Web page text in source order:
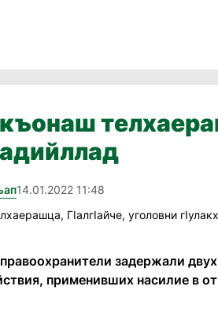
14.01.2022 11:48
задержали
применивших насилие в